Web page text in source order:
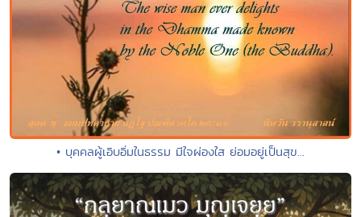
• บุคคลผู้เอิบอิ่มในธรรม มีใจผ่องใส ย่อมอยู่เป็นสุข...